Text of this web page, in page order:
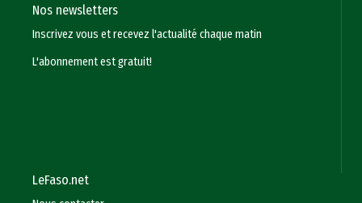
Nos newsletters
Inscrivez vous et recevez l'actualité chaque matin
L'abonnement est gratuit!
LeFaso.net